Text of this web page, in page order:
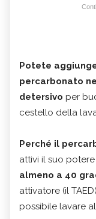
Potete
percarbonato
detersivo per
cestello della
Perché il
attivi il suo
almeno a 40
attivatore (il
possibile lavare